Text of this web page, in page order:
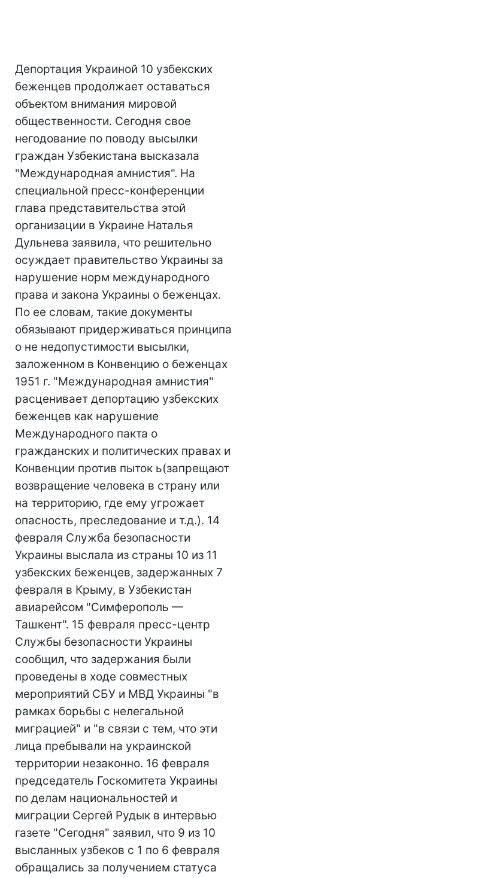
Депортация Украиной 10 узбекских
беженцев продолжает оставаться
объектом внимания мировой
общественности. Сегодня свое
негодование по поводу высылки
граждан Узбекистана высказала
"Международная амнистия". На
специальной пресс-конференции
глава представительства этой
организации в Украине Наталья
Дульнева заявила, что решительно
осуждает правительство Украины за
нарушение норм международного
права и закона Украины о беженцах.
По ее словам, такие документы
обязывают придерживаться принципа
о не недопустимости высылки,
заложенном в Конвенцию о беженцах
1951 г. "Международная амнистия"
расценивает депортацию узбекских
беженцев как нарушение
Международного пакта о
гражданских и политических правах и
Конвенции против пыток ь(запрещают
возвращение человека в страну или
на территорию, где ему угрожает
опасность, преследование и т.д.). 14
февраля Служба безопасности
Украины выслала из страны 10 из 11
узбекских беженцев, задержанных 7
февраля в Крыму, в Узбекистан
авиарейсом "Симферополь —
Ташкент". 15 февраля пресс-центр
Службы безопасности Украины
сообщил, что задержания были
проведены в ходе совместных
мероприятий СБУ и МВД Украины "в
рамках борьбы с нелегальной
миграцией" и "в связи с тем, что эти
лица пребывали на украинской
территории незаконно. 16 февраля
председатель Госкомитета Украины
по делам национальностей и
миграции Сергей Рудык в интервью
газете "Сегодня" заявил, что 9 из 10
высланных узбеков с 1 по 6 февраля
обращались за получением статуса